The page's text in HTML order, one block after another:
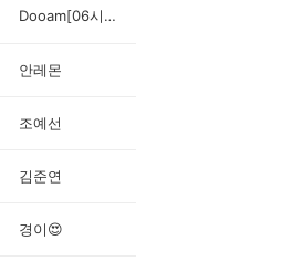
Dooam[06시까지일괄발송]
안레몬
조예선
김준연
경이😍